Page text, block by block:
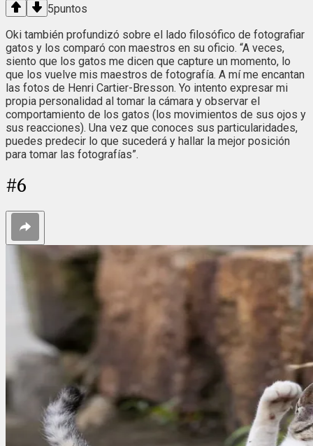
5puntos
Oki también profundizó sobre el lado filosófico de fotografiar
gatos y los comparó con maestros en su oficio. “A veces,
siento que los gatos me dicen que capture un momento, lo
que los vuelve mis maestros de fotografía. A mí me encantan
las fotos de Henri Cartier-Bresson. Yo intento expresar mi
propia personalidad al tomar la cámara y observar el
comportamiento de los gatos (los movimientos de sus ojos y
sus reacciones). Una vez que conoces sus particularidades,
puedes predecir lo que sucederá y hallar la mejor posición
para tomar las fotografías”.
#6